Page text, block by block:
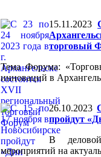
15.11.2023
торговый
Тема Форума:
инноваций в
26.10.2023
пройдут
В
мероприятий на